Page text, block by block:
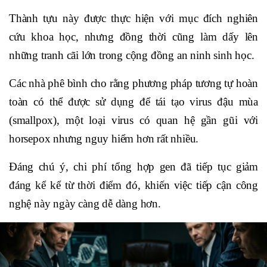
Thành tựu này được thực hiện với mục đích nghiên
cứu khoa học, nhưng đồng thời cũng làm dấy lên
những tranh cãi lớn trong cộng đồng an ninh sinh học.
Các nhà phê bình cho rằng phương pháp tương tự hoàn
toàn có thể được sử dụng để tái tạo virus đậu mùa
(smallpox), một loại virus có quan hệ gần gũi với
horsepox nhưng nguy hiểm hơn rất nhiều.
Đáng chú ý, chi phí tổng hợp gen đã tiếp tục giảm
đáng kể kể từ thời điểm đó, khiến việc tiếp cận công
nghệ này ngày càng dễ dàng hơn.